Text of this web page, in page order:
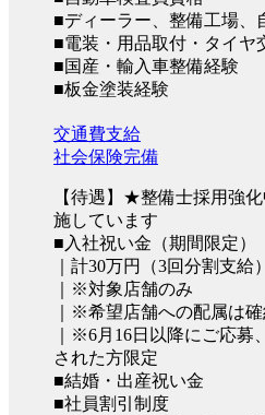
■ディーラー、整備工場、
■電装・用品取付・タイヤ
■国産・輸入車整備経験
■板金塗装経験
交通費支給
社会保険完備
【待遇】★整備士採用強
施しています
■入社祝い金（期間限定）
｜計30万円（3回分割支給）
｜※対象店舗のみ
｜※希望店舗への配属は
｜※6月16日以降にご応募
された方限定
■結婚・出産祝い金
■社員割引制度